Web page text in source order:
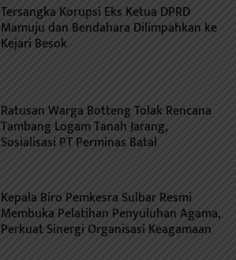
Tersangka Korupsi Eks Ketua DPRD
Mamuju dan Bendahara Dilimpahkan ke
Kejari Besok
Ratusan Warga Botteng Tolak Rencana
Tambang Logam Tanah Jarang,
Sosialisasi PT Perminas Batal
Kepala Biro Pemkesra Sulbar Resmi
Membuka Pelatihan Penyuluhan Agama,
Perkuat Sinergi Organisasi Keagamaan